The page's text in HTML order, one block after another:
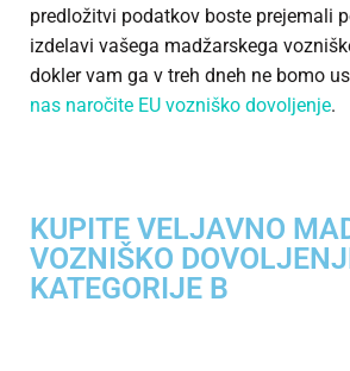
predložitvi podatkov boste prejemali
izdelavi vašega madžarskega
dokler vam ga v treh dneh ne bomo
nas naročite EU vozniško dovoljenje.
KUPITE VELJAVNO
VOZNIŠKO
KATEGORIJE B